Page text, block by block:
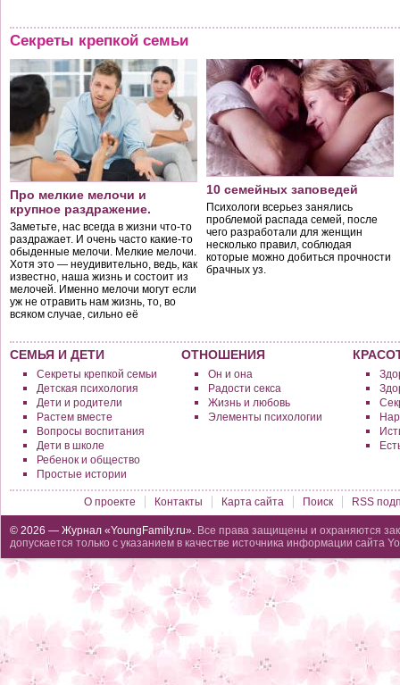
Секреты крепкой семьи
Про мелкие мелочи и
крупное раздражение.
Заметьте, нас всегда в жизни что-то
раздражает. И очень часто какие-то
обыденные мелочи. Мелкие мелочи.
Хотя это — неудивительно, ведь, как
известно, наша жизнь и состоит из
мелочей. Именно мелочи могут если
уж не отравить нам жизнь, то, во
всяком случае, сильно её
10 семейных заповедей
Психологи всерьез занялись
проблемой распада семей, после
чего разработали для женщин
несколько правил, соблюдая
которые можно добиться прочности
брачных уз.
СЕМЬЯ И ДЕТИ
Секреты крепкой семьи
Детская психология
Дети и родители
Растем вместе
Вопросы воспитания
Дети в школе
Ребенок и общество
Простые истории
ОТНОШЕНИЯ
Он и она
Радости секса
Жизнь и любовь
Элементы психологии
О проекте Контакты Карта сайта Поиск RSS
© 2026 — Журнал «YoungFamily.ru». Все права защищены и охраняются
допускается только с указанием в качестве источника информации сайта